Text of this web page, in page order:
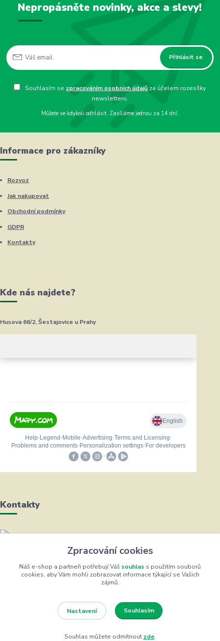
Nepropásněte novinky, akce a slevy!
Přihlásit se
Souhlasím se zpracováním osobních údajů za účelem rozesílky
newsletteru.
Můžete se kdykoli odhlásit. Zasíláme jednou za 14 dní.
Informace pro zákazníky
Rozvoz
Jak nakupovat
Obchodní podmínky
GDPR
Kontakty
Kde nás najdete?
Husova 66/2, Šestajovice u Prahy
Kontakty
Helena Bayerová
+420 604 711 491
(Po-Čt, 8-16 hod.)
Eshop ŽUFRIK.cz © Copyright 2012 - 2026
Zpracování cookies
Náš e-shop a partneři potřebují Váš souhlas s použitím souborů
cookies, aby Vám mohli zobrazovat informace týkající se Vašich
zájmů.
Nastavení Souhlasím
Souhlas můžete odmítnout zde.